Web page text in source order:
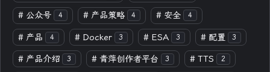
# 公众号 4 # 产品策略 4 # 安全 4
# 产品 4 # Docker 3 # ESA 3 # 配置 3
# 产品介绍 3 # 青萍创作者平台 3 # TTS 2